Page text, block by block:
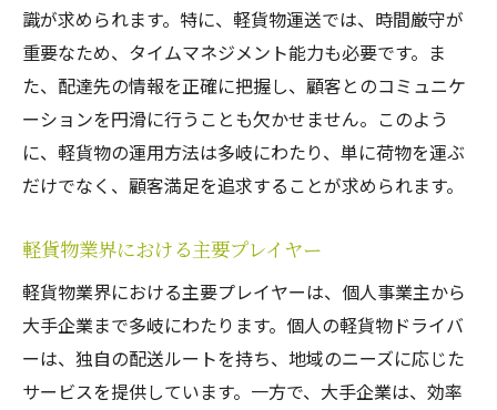
国際的な競争力を持つ軽貨物業界
新しい規制と軽貨物の適応
未来の都市における軽貨物の役割
識が求められます。特に、軽貨物運送では、時間厳守が
重要なため、タイムマネジメント能力も必要です。ま
た、配達先の情報を正確に把握し、顧客とのコミュニケ
ーションを円滑に行うことも欠かせません。このよう
に、軽貨物の運用方法は多岐にわたり、単に荷物を運ぶ
だけでなく、顧客満足を追求することが求められます。
軽貨物業界における主要プレイヤー
軽貨物業界における主要プレイヤーは、個人事業主から
大手企業まで多岐にわたります。個人の軽貨物ドライバ
ーは、独自の配送ルートを持ち、地域のニーズに応じた
サービスを提供しています。一方で、大手企業は、効率